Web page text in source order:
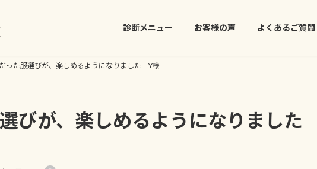
診断メニュー お客様の声 よくあるご質問
った服選びが、楽しめるようになりました Y様
びが、楽しめるようになりました